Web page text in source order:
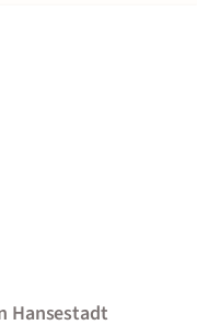
Hansestadt